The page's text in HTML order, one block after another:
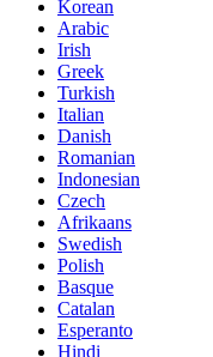
Korean
Arabic
Irish
Greek
Turkish
Italian
Danish
Romanian
Indonesian
Czech
Afrikaans
Swedish
Polish
Basque
Catalan
Esperanto
Hindi